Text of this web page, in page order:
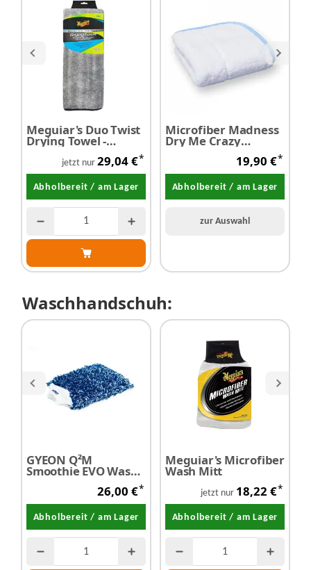
Meguiar's Duo Twist
Drying Towel -
Trockentuch 90 cm x
jetzt nur 29,04 €*
Abholbereit / am Lager
Microfiber Madness
Dry Me Crazy
Trockentuch
19,90 €*
Abholbereit / am Lager
zur Auswahl
Waschhandschuh:
GYEON Q²M
Smoothie EVO Wash
Waschhandschuh
26,00 €*
Abholbereit / am Lager
Meguiar's Microfiber
Wash Mitt
jetzt nur 18,22 €*
Abholbereit / am Lager